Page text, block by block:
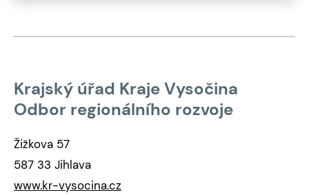
Krajský úřad Kraje Vysočina
Odbor regionálního rozvoje
Žižkova 57
587 33 Jihlava
www.kr-vysocina.cz